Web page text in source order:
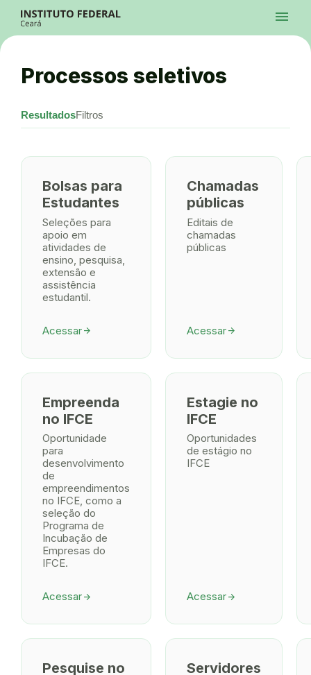
Ir para a busca
Ir para o menu principal
Ir para o conteúdo
Alto Contraste
Login da Área Administrativa
menu
Processos seletivos
ResultadosFiltros
Bolsas para
Estudantes
Seleções para
apoio em
atividades de
ensino, pesquisa,
extensão e
assistência
estudantil.
Acessararrow_forward
Chamadas
públicas
Editais de
chamadas
públicas
Acessararrow_forward
Empreenda
no IFCE
Oportunidade
para
desenvolvimento
de
empreendimentos
no IFCE, como a
seleção do
Programa de
Incubação de
Empresas do
IFCE.
Acessararrow_forward
Estagie no
IFCE
Oportunidades
de estágio no
IFCE
Acessararrow_forward
Pesquise no
Servidores